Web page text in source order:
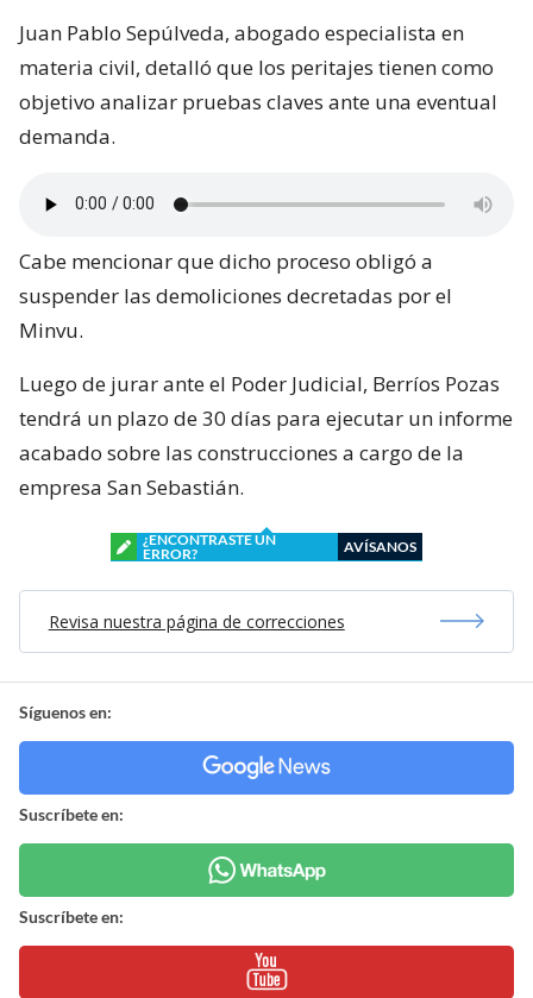
Juan Pablo Sepúlveda, abogado especialista en
materia civil, detalló que los peritajes tienen como
objetivo analizar pruebas claves ante una eventual
demanda.
Cabe mencionar que dicho proceso obligó a
suspender las demoliciones decretadas por el
Minvu.
Luego de jurar ante el Poder Judicial, Berríos Pozas
tendrá un plazo de 30 días para ejecutar un informe
acabado sobre las construcciones a cargo de la
empresa San Sebastián.
¿ENCONTRASTE UN
ERROR?
AVÍSANOS
Revisa nuestra página de correcciones
Síguenos en:
Suscríbete en:
Suscríbete en: